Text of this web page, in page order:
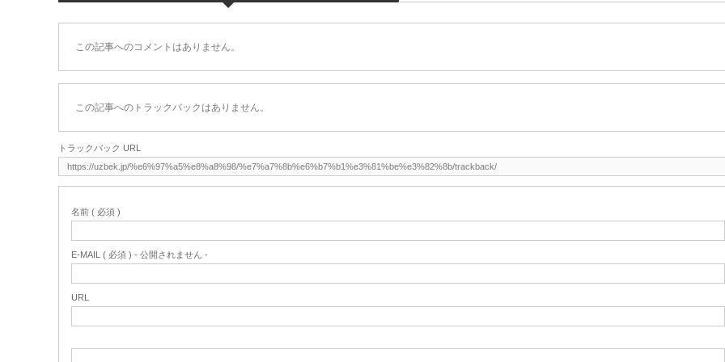
この記事へのコメントはありません。
この記事へのトラックバックはありません。
トラックバック URL
名前 ( 必須 )
E-MAIL ( 必須 ) - 公開されません -
URL